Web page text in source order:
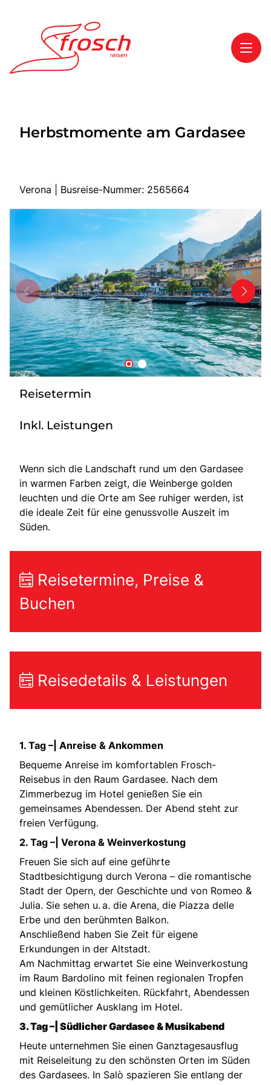
Highlights
Mehrtagesreisen
Tagesreisen
Bus anmieten
Transporte
Kataloge
Service & Kontakt
Herbstmomente am Gardasee
Verona | Busreise-Nummer: 2565664
Reisetermin
Inkl. Leistungen
Wenn sich die Landschaft rund um den Gardasee
in warmen Farben zeigt, die Weinberge golden
leuchten und die Orte am See ruhiger werden, ist
die ideale Zeit für eine genussvolle Auszeit im
Süden.
Reisetermine, Preise &
Buchen
Reisedetails & Leistungen
1. Tag –| Anreise & Ankommen
Bequeme Anreise im komfortablen Frosch-
Reisebus in den Raum Gardasee. Nach dem
Zimmerbezug im Hotel genießen Sie ein
gemeinsames Abendessen. Der Abend steht zur
freien Verfügung.
2. Tag –| Verona & Weinverkostung
Freuen Sie sich auf eine geführte
Stadtbesichtigung durch Verona – die romantische
Stadt der Opern, der Geschichte und von Romeo &
Julia. Sie sehen u. a. die Arena, die Piazza delle
Erbe und den berühmten Balkon.
Anschließend haben Sie Zeit für eigene
Erkundungen in der Altstadt.
Am Nachmittag erwartet Sie eine Weinverkostung
im Raum Bardolino mit feinen regionalen Tropfen
und kleinen Köstlichkeiten. Rückfahrt, Abendessen
und gemütlicher Ausklang im Hotel.
3. Tag –| Südlicher Gardasee & Musikabend
Heute unternehmen Sie einen Ganztagesausflug
mit Reiseleitung zu den schönsten Orten im Süden
des Gardasees. In Salò spazieren Sie entlang der